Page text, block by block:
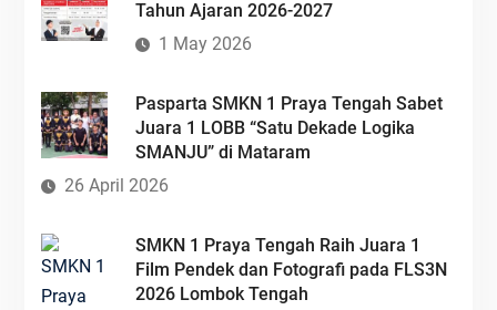
Tahun Ajaran 2026-2027
1 May 2026
Pasparta SMKN 1 Praya Tengah Sabet
Juara 1 LOBB “Satu Dekade Logika
SMANJU” di Mataram
26 April 2026
SMKN 1 Praya Tengah Raih Juara 1
Film Pendek dan Fotografi pada FLS3N
2026 Lombok Tengah